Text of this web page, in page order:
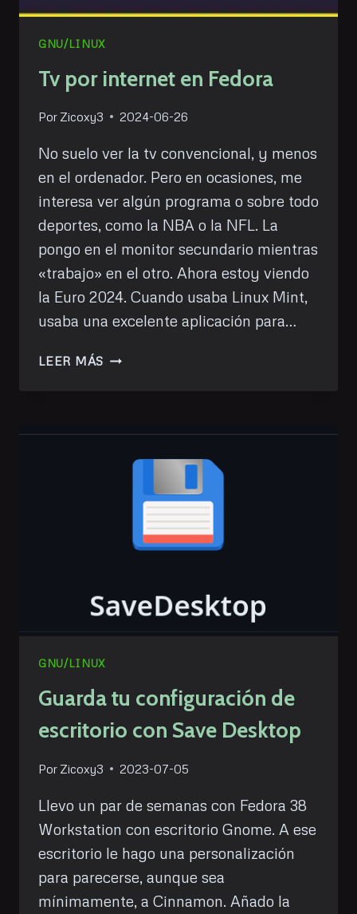
GNU/LINUX
Tv por internet en Fedora
Por Zicoxy3 2024-06-26
No suelo ver la tv convencional, y menos
en el ordenador. Pero en ocasiones, me
interesa ver algún programa o sobre todo
deportes, como la NBA o la NFL. La
pongo en el monitor secundario mientras
«trabajo» en el otro. Ahora estoy viendo
la Euro 2024. Cuando usaba Linux Mint,
usaba una excelente aplicación para…
LEER MÁS TV
GNU/LINUX
Guarda tu configuración de
escritorio con Save Desktop
Por Zicoxy3 2023-07-05
Llevo un par de semanas con Fedora 38
Workstation con escritorio Gnome. A ese
escritorio le hago una personalización
para parecerse, aunque sea
mínimamente, a Cinnamon. Añado la